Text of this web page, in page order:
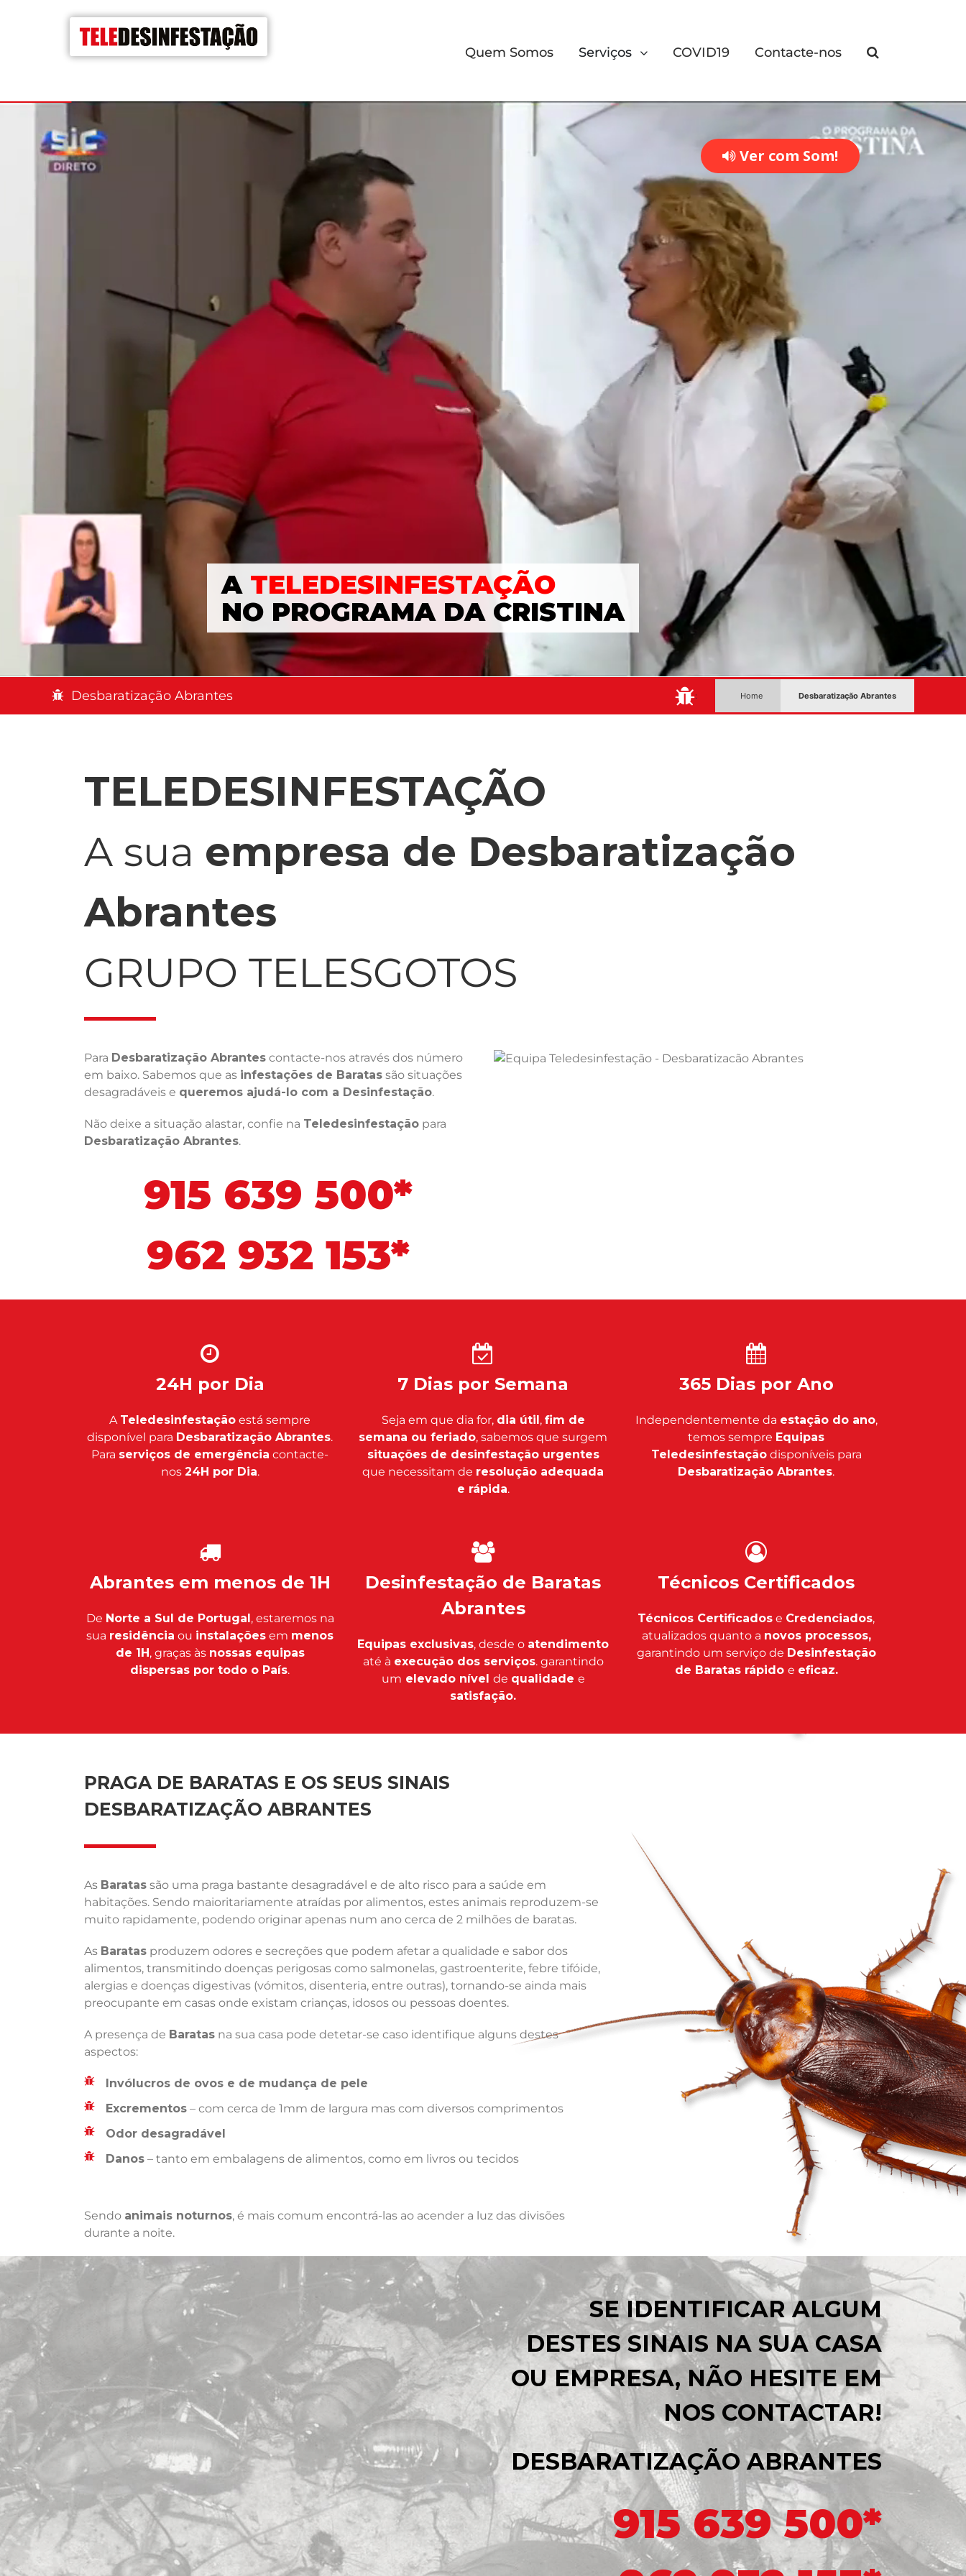
Quem Somos Serviços COVID19 Contacte-nos
A TELEDESINFESTAÇÃO
NO PROGRAMA DA CRISTINA
Ver com Som!
Desbaratização Abrantes : Home Desbaratização Abrantes
TELEDESINFESTAÇÃO
A sua empresa de Desbaratização
Abrantes
GRUPO TELESGOTOS
Para Desbaratização Abrantes contacte-nos através dos número
em baixo. Sabemos que as infestações de Baratas são situações
desagradáveis e queremos ajudá-lo com a Desinfestação.
Não deixe a situação alastar, confie na Teledesinfestação para
Desbaratização Abrantes.
915 639 500*
962 932 153*
24H por Dia
A Teledesinfestação está sempre
disponível para Desbaratização Abrantes.
Para serviços de emergência contacte-
nos 24H por Dia.
7 Dias por Semana
Seja em que dia for, dia útil, fim de
semana ou feriado, sabemos que surgem
situações de desinfestação urgentes
que necessitam de resolução adequada
e rápida.
365 Dias por Ano
Independentemente da estação do ano,
temos sempre Equipas
Teledesinfestaçãodisponíveis para
Desbaratização Abrantes.
Abrantes em menos de 1H
De Norte a Sul de Portugal, estaremos na
sua residência ou instalações em menos
de 1H, graças às nossas equipas
dispersas por todo o País.
Desinfestação de Baratas
Abrantes
Equipas exclusivas, desde o atendimento
até à execução dos serviços. garantindo
um elevado nível de qualidade e
satisfação.
Técnicos Certificados
Técnicos Certificados e Credenciados,
atualizados quanto a novos processos,
garantindo um serviço de Desinfestação
de Baratas rápido e eficaz.
PRAGA DE BARATAS E OS SEUS SINAIS
DESBARATIZAÇÃO ABRANTES
As Baratas são uma praga bastante desagradável e de alto risco para a saúde em
habitações. Sendo maioritariamente atraídas por alimentos, estes animais reproduzem-se
muito rapidamente, podendo originar apenas num ano cerca de 2 milhões de baratas.
As Baratas produzem odores e secreções que podem afetar a qualidade e sabor dos
alimentos, transmitindo doenças perigosas como salmonelas, gastroenterite, febre tifóide,
alergias e doenças digestivas (vómitos, disenteria, entre outras), tornando-se ainda mais
preocupante em casas onde existam crianças, idosos ou pessoas doentes.
A presença de Baratas na sua casa pode detetar-se caso identifique alguns destes
aspectos:
Invólucros de ovos e de mudança de pele
Excrementos – com cerca de 1mm de largura mas com diversos comprimentos
Odor desagradável
Danos – tanto em embalagens de alimentos, como em livros ou tecidos
Sendo animais noturnos, é mais comum encontrá-las ao acender a luz das divisões
durante a noite.
SE IDENTIFICAR ALGUM
DESTES SINAIS NA SUA CASA
OU EMPRESA, NÃO HESITE EM
NOS CONTACTAR!
DESBARATIZAÇÃO ABRANTES
915 639 500*